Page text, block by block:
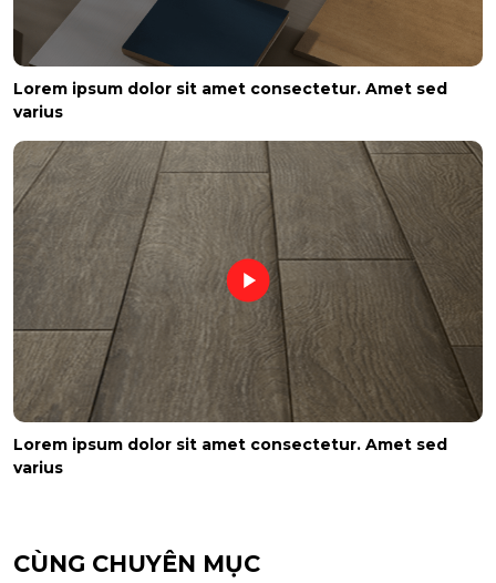
Lorem ipsum dolor sit amet consectetur. Amet sed
varius
Lorem ipsum dolor sit amet consectetur. Amet sed
varius
CÙNG CHUYÊN MỤC